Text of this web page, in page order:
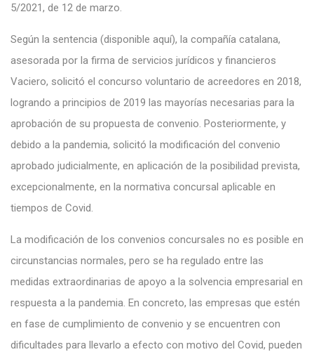
5/2021, de 12 de marzo.
Según la sentencia (disponible aquí), la compañía catalana,
asesorada por la firma de servicios jurídicos y financieros
Vaciero, solicitó el concurso voluntario de acreedores en 2018,
logrando a principios de 2019 las mayorías necesarias para la
aprobación de su propuesta de convenio. Posteriormente, y
debido a la pandemia, solicitó la modificación del convenio
aprobado judicialmente, en aplicación de la posibilidad prevista,
excepcionalmente, en la normativa concursal aplicable en
tiempos de Covid.
La modificación de los convenios concursales no es posible en
circunstancias normales, pero se ha regulado entre las
medidas extraordinarias de apoyo a la solvencia empresarial en
respuesta a la pandemia. En concreto, las empresas que estén
en fase de cumplimiento de convenio y se encuentren con
dificultades para llevarlo a efecto con motivo del Covid, pueden